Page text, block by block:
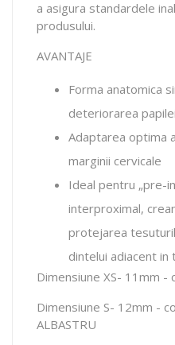
a asigura standardele
produsului.
AVANTAJE
Forma anatomica
deteriorarea papilei
Adaptarea optima
marginii cervicale
Ideal pentru „pre-
interproximal,
protejarea
dintelui adiacent
Dimensiune XS- 11mm -
Dimensiune S- 12mm -
ALBASTRU